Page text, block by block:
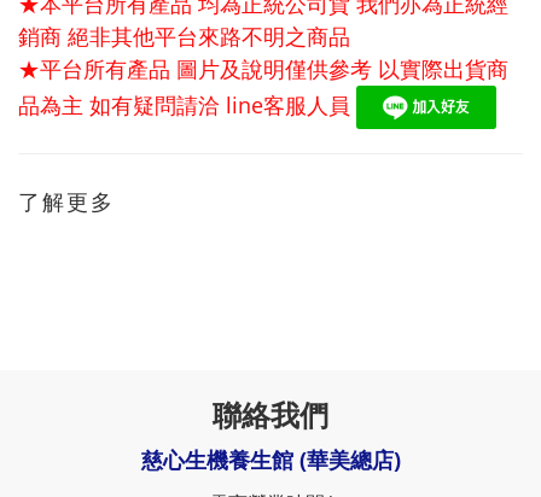
銷商 絕非其他平台來路不明之商品
★平台所有產品 圖片及說明僅供參考 以實際出貨商
品為主 如有疑問請洽 line客服人員
了解更多
聯絡我們
慈心生機養生館 (華美總店)